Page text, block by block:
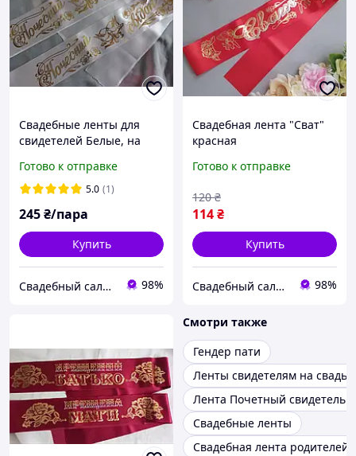
Свадебные ленты для
свидетелей Белые, на
Готово к отправке
5.0 (1)
245₴/пара
Купить
Свадебный салон "ПРИНЦЕССА" 98%
Свадебная лента "Сват"
красная
Готово к отправке
114₴
120 ₴
Купить
Свадебный салон "ПРИНЦЕССА" 98%
Смотри также
Гендер пати
Ленты свидетелям на
Лента Почетный свидетель
Свадебные ленты
Свадебная лента родителей